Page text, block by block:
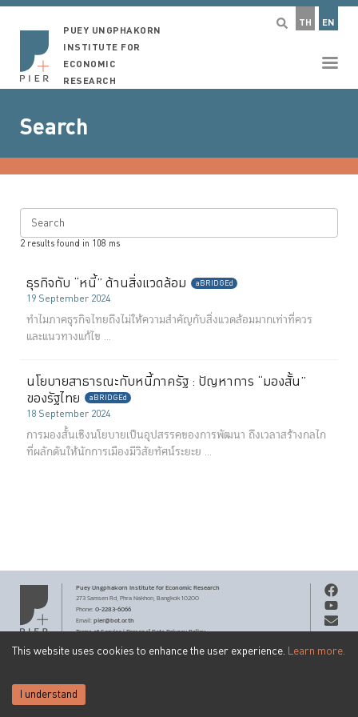
This website uses cookies to enhance the user experience. Learn more.
I understand
TH EN
PUEY UNGPHAKORN
INSTITUTE FOR
ECONOMIC
RESEARCH
Search
Search
2 results found in 108 ms
ธุรกิจกับ “หนี้” ด้านสิ่งแวดล้อม aBRIDGEd
19 September 2024
ทำไมภาคธุรกิจไทยถึงไม่ให้ความสำคัญกับสิ่งแวดล้อมมากเท่าที่ควร
และแนวทางแก้ไข ...
นโยบายสาธารณะกับหนี้ภาครัฐ : ปัญหาการ “มองสั้น”
ของรัฐไทย
aBRIDGEd
18 September 2024
การมองสั้นเชิงนโยบายเป็นอุปสรรคของการพัฒนา ถึงเวลาสร้างกลไก
ที่ผลักดันให้นักการเมืองมีวิสัยทัศน์ระยะย ...
Puey Ungphakorn Institutefor Economic Research
273 Samsen Rd,Phra Nakhon,Bangkok 10200
Phone: 0-2283-6066
Email: pier@bot.or.th
Terms of Service|Personal Data Privacy Policy
Copyright ©2026by Puey Ungphakorn Institute for Economic
Attribution-NonCommercial-ShareAlike 3.0 Unported license
Get PIER email updates